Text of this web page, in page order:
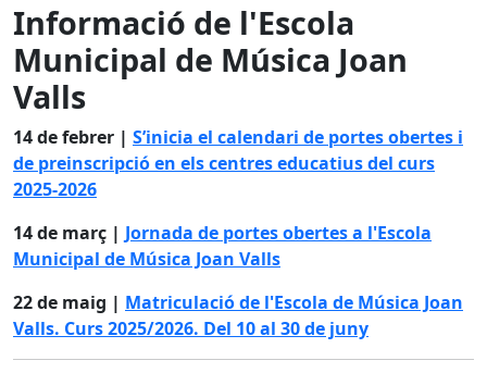
Informació de l'Escola
Municipal de Música Joan
Valls
14 de febrer | S’inicia el calendari de portes obertes i
de preinscripció en els centres educatius del curs
2025-2026
14 de març | Jornada de portes obertes a l'Escola
Municipal de Música Joan Valls
22 de maig | Matriculació de l'Escola de Música Joan
Valls. Curs 2025/2026. Del 10 al 30 de juny